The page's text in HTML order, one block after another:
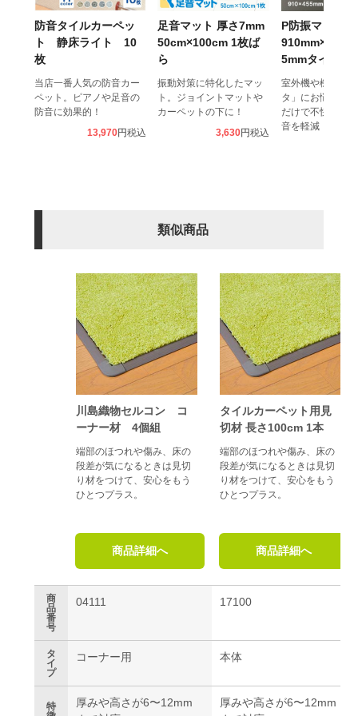
当店一番人気の防音カー
ペット。ピアノや足音の
防音に効果的！
防音タイルカーペッ
ト 静床ライト 10
枚
13,970 税込
振動対策に特化したマッ
ト。ジョイントマットや
カーペットの下に！
足音マット 厚さ7mm
50cm×100cm 1枚ば
ら
3,630 税込
室外機や機械の
タ」にお悩みな
だけで不快な振
音を軽減
P防振マット
5mmタイプ 1
類似商品
川島織物セルコン コ
ーナー材 4個組
端部のほつれや傷み、床の
段差が気になるときは見切
り材をつけて、安心をもう
ひとつプラス。
商品詳細へ
タイルカーペット用見
切材 長さ100cm 1本
端部のほつれや傷み、床の
段差が気になるときは見切
り材をつけて、安心をもう
ひとつプラス。
商品詳細へ
商
品
番
号
04111 17100
タ
イ
プ
コーナー用 本体
特
厚みや高さが6〜12mm
厚みや高さが6〜12mm